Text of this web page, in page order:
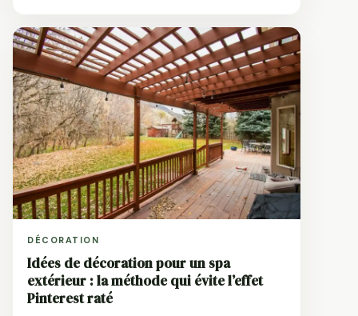
DÉCORATION
Idées de décoration pour un spa
extérieur : la méthode qui évite l’effet
Pinterest raté